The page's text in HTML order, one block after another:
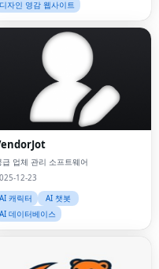
디자인 영감 웹사이트
급 업체 관리 소프트웨어
12-23
AI 캐릭터
AI 챗봇
AI 데이터베이스